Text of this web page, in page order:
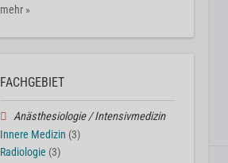
mehr »
FACHGEBIET
Anästhesiologie / Intensivmedizin
Innere Medizin (3)
Radiologie (3)